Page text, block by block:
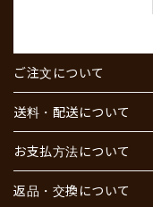
ご注文について
送料・配送について
お支払方法について
返品・交換について